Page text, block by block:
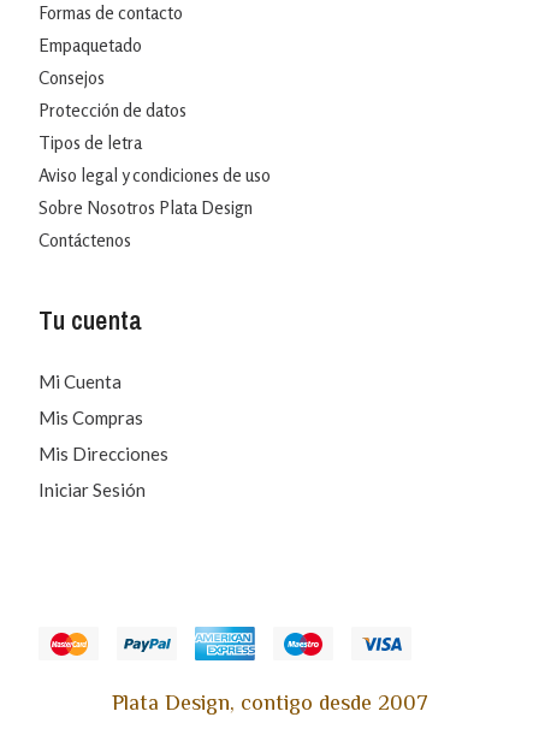
Formas de contacto
Empaquetado
Consejos
Protección de datos
Tipos de letra
Aviso legal y condiciones de uso
Sobre Nosotros Plata Design
Contáctenos
Tu cuenta
Mi Cuenta
Mis Compras
Mis Direcciones
Iniciar Sesión
Plata Design, contigo desde 2007